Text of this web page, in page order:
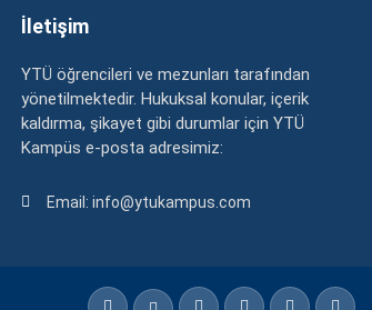
İletişim
YTÜ öğrencileri ve mezunları tarafından
yönetilmektedir. Hukuksal konular, içerik
kaldırma, şikayet gibi durumlar için YTÜ
Kampüs e-posta adresimiz:
Email: info@ytukampus.com